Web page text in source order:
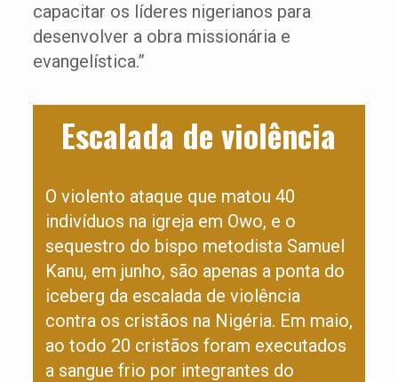
capacitar os líderes nigerianos para
desenvolver a obra missionária e
evangelística.”
Escalada de violência
O violento ataque que matou 40
indivíduos na igreja em Owo, e o
sequestro do bispo metodista Samuel
Kanu, em junho, são apenas a ponta do
iceberg da escalada de violência
contra os cristãos na Nigéria. Em maio,
ao todo 20 cristãos foram executados
a sangue frio por integrantes do